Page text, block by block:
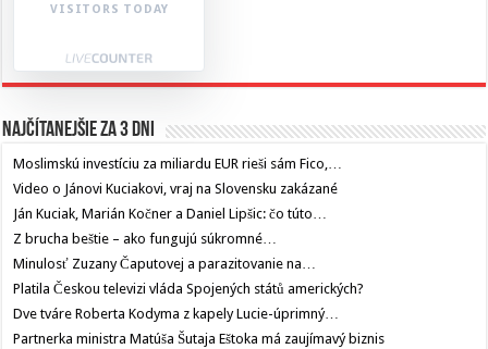
VISITORS TODAY
Najčítanejšie za 3 dni
Moslimskú investíciu za miliardu EUR rieši sám Fico,…
Video o Jánovi Kuciakovi, vraj na Slovensku zakázané
Ján Kuciak, Marián Kočner a Daniel Lipšic: čo túto…
Z brucha beštie – ako fungujú súkromné…
Minulosť Zuzany Čaputovej a parazitovanie na…
Platila Českou televizi vláda Spojených států amerických?
Dve tváre Roberta Kodyma z kapely Lucie-úprimný…
Partnerka ministra Matúša Šutaja Eštoka má zaujímavý biznis